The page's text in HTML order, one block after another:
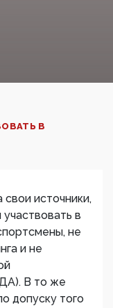
В
источники,
в
не
и не
В то же
допуску того